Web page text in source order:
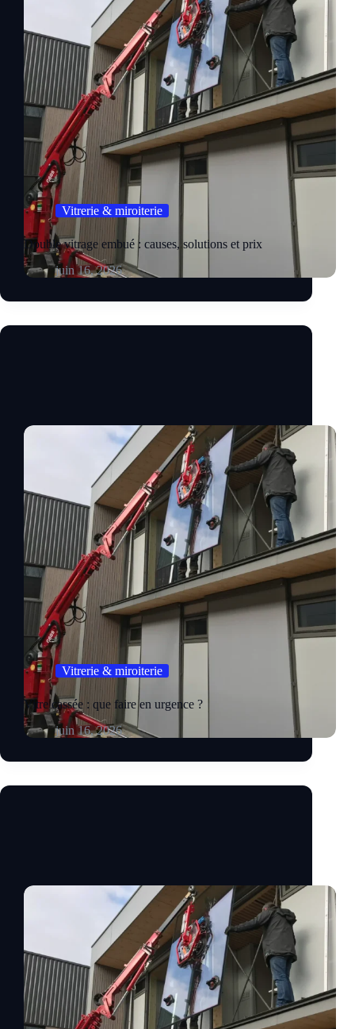
Vitrerie & miroiterie
Double vitrage embué : causes, solutions et prix
juin 16, 2026
Vitrerie & miroiterie
Vitre cassée : que faire en urgence ?
juin 16, 2026